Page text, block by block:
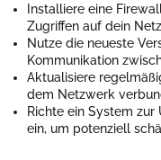
Installiere eine
Zugriffen auf dein
Nutze die neueste
Kommunikation
Aktualisiere
dem Netzwerk
Richte ein System
ein, um potenziell